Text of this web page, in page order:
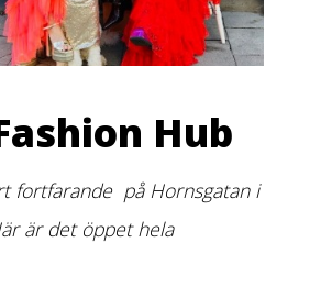
Hub
fortfarande på Hornsgatan i
är det öppet hela